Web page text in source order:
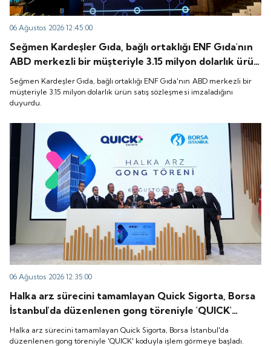
06 Ağustos 2026 12:45:00
Seğmen Kardeşler Gıda, bağlı ortaklığı ENF Gıda'nın
ABD merkezli bir müşteriyle 3.15 milyon dolarlık ürün
satış sözleşmesi imzaladığını duyurdu.
Seğmen Kardeşler Gıda, bağlı ortaklığı ENF Gıda'nın ABD merkezli bir
müşteriyle 3.15 milyon dolarlık ürün satış sözleşmesi imzaladığını
duyurdu.
06 Ağustos 2026 12:35:00
Halka arz sürecini tamamlayan Quick Sigorta, Borsa
İstanbul'da düzenlenen gong töreniyle 'QUICK'
koduyla işlem görmeye başladı.
Halka arz sürecini tamamlayan Quick Sigorta, Borsa İstanbul'da
düzenlenen gong töreniyle 'QUICK' koduyla işlem görmeye başladı.